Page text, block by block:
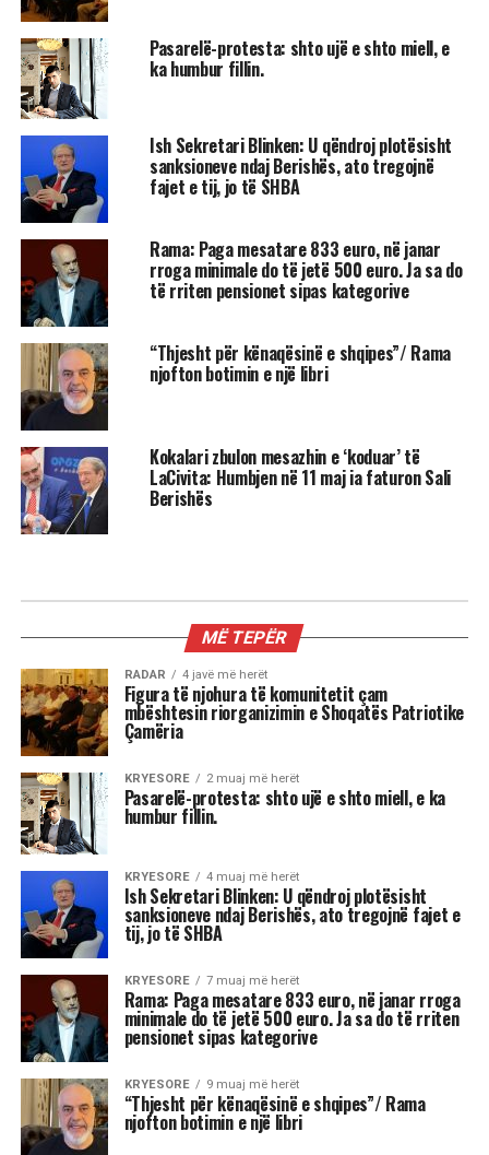
Pasarelë-protesta: shto ujë e shto miell, e
ka humbur fillin.
Ish Sekretari Blinken: U qëndroj plotësisht
sanksioneve ndaj Berishës, ato tregojnë
fajet e tij, jo të SHBA
Rama: Paga mesatare 833 euro, në janar
rroga minimale do të jetë 500 euro. Ja sa do
të rriten pensionet sipas kategorive
“Thjesht për kënaqësinë e shqipes”/ Rama
njofton botimin e një libri
Kokalari zbulon mesazhin e ‘koduar’ të
LaCivita: Humbjen në 11 maj ia faturon Sali
Berishës
MË TEPËR
RADAR 4 javë më herët
Figura të njohura të komunitetit çam
mbështesin riorganizimin e Shoqatës Patriotike
Çamëria
KRYESORE 2 muaj më herët
Pasarelë-protesta: shto ujë e shto miell, e ka
humbur fillin.
KRYESORE 4 muaj më herët
Ish Sekretari Blinken: U qëndroj plotësisht
sanksioneve ndaj Berishës, ato tregojnë fajet e
tij, jo të SHBA
KRYESORE 7 muaj më herët
Rama: Paga mesatare 833 euro, në janar rroga
minimale do të jetë 500 euro. Ja sa do të rriten
pensionet sipas kategorive
KRYESORE 9 muaj më herët
“Thjesht për kënaqësinë e shqipes”/ Rama
njofton botimin e një libri